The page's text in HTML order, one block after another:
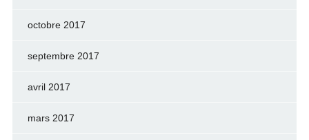
octobre 2017
septembre 2017
avril 2017
mars 2017